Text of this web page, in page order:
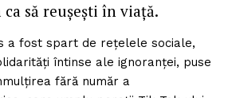
să reușești în viață.
a fost spart de rețelele sociale,
întinse ale ignoranței, puse
fără număr a